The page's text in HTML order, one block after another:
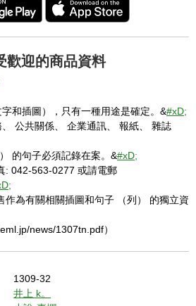
歡迎的商品資料
和插圖），只有一種用途是確定。&#xD;
公共關係、 企業通訊、 報紙、 雜誌
的句子必須記錄在案。&#xD;
: 042-563-0277 或請電郵
作為有關相關插圖和句子 （列） 的獨立資
news/1307tn.pdf）
1309-32
井上 k。